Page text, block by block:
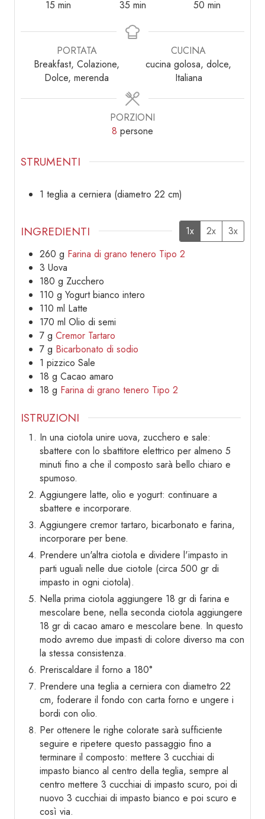
15minuti
min 35minuti
min 50 minuti
min
PORTATA
Breakfast, Colazione,
Dolce, merenda
CUCINA
cucina golosa, dolce,
Italiana
PORZIONI
8 persone
STRUMENTI
1 teglia a cerniera (diametro 22 cm)
INGREDIENTI 1x 2x
3x
260 g Farina di grano tenero Tipo 2
3 Uova
180 g Zucchero
110 g Yogurt bianco intero
110 ml Latte
170 ml Olio di semi
7 g Cremor Tartaro
7 g Bicarbonato di sodio
1 pizzico Sale
18 g Cacao amaro
18 g Farina di grano tenero Tipo 2
ISTRUZIONI
In una ciotola unire uova, zucchero e sale:
sbattere con lo sbattitore elettrico per almeno 5
minuti fino a che il composto sarà bello chiaro e
spumoso.
Aggiungere latte, olio e yogurt: continuare a
sbattere e incorporare.
Aggiungere cremor tartaro, bicarbonato e farina,
incorporare per bene.
Prendere un'altra ciotola e dividere l'impasto in
parti uguali nelle due ciotole (circa 500 gr di
impasto in ogni ciotola).
Nella prima ciotola aggiungere 18 gr di farina e
mescolare bene, nella seconda ciotola aggiungere
18 gr di cacao amaro e mescolare bene. In questo
modo avremo due impasti di colore diverso ma con
la stessa consistenza.
Preriscaldare il forno a 180°
Prendere una teglia a cerniera con diametro 22
cm, foderare il fondo con carta forno e ungere i
bordi con olio.
Per ottenere le righe colorate sarà sufficiente
seguire e ripetere questo passaggio fino a
terminare il composto: mettere 3 cucchiai di
impasto bianco al centro della teglia, sempre al
centro mettere 3 cucchiai di impasto scuro, poi di
nuovo 3 cucchiai di impasto bianco e poi scuro e
così via.